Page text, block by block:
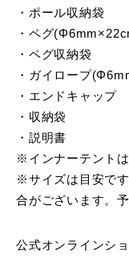
・ポール収納袋
・ペグ
・ペグ収納袋
・ガイロープ
・エンドキャップ
・収納袋
・説明書
※インナーテントは
※サイズは目安で
合がございます。
公式オンラインシ